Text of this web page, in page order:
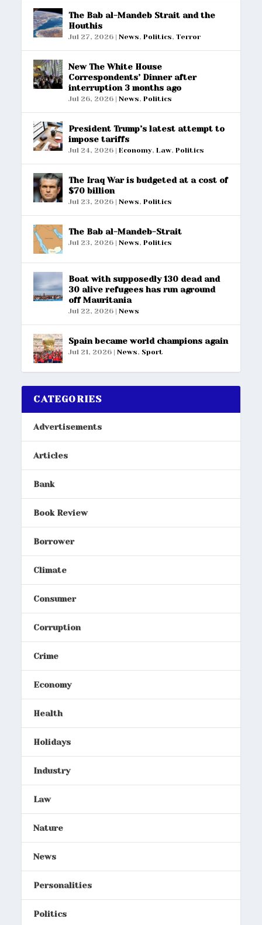
The Bab al-Mandeb Strait and the
Houthis
Jul 27, 2026 |News,Politics,Terror
New The White House
Correspondents’ Dinner after
interruption 3 months ago
Jul 26, 2026 |News,Politics
President Trump’s latest attempt to
impose tariffs
Jul 24, 2026 |Economy,Law,Politics
The Iraq War is budgeted at a cost of
$70 billion
Jul 23, 2026 |News,Politics
The Bab al-Mandeb-Strait
Jul 23, 2026 |News,Politics
Boat with supposedly 130 dead and
30 alive refugees has run aground
off Mauritania
Jul 22, 2026 |News
Spain became world champions again
Jul 21, 2026 |News, Sport
CATEGORIES
Advertisements
Articles
Bank
Book Review
Borrower
Climate
Consumer
Corruption
Crime
Economy
Health
Holidays
Industry
Law
Nature
News
Personalities
Politics